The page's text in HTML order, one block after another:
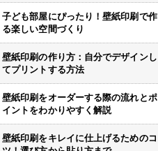
子ども部屋にぴったり！壁紙印刷で作
る楽しい空間づくり
壁紙印刷の作り方：自分でデザインし
てプリントする方法
壁紙印刷をオーダーする際の流れとポ
イントをわかりやすく解説
壁紙印刷をキレイに仕上げるためのコ